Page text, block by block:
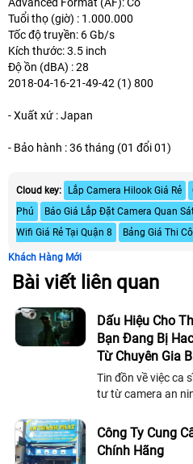
Tuổi thọ (giờ) : 1.000.000
Tốc độ truyền: 6 Gb/s
Kích thước: 3.5 inch
Độ ồn (dBA) : 28
2018-04-16-21-49-42 (1) 800
- Xuất xứ : Japan
- Bảo hành : 36 tháng (01 đổi 01)
Cloud key: Lắp Camera Hilook Giá Rẻ
Phú
Báo Giá Lắp Đặt Camera Quan
Wifi Giá Rẻ Tại Quận 8
Bảng Giá Thi
Khách Hàng Mới
Bài viết liên quan
Dấu Hiệu Cho
Bạn Đang Bị
Từ Chuyên Gia
Tin đồn về việc ca
tư từ camera an
an ninh không trở
riêng tư?
Công Ty Cung
Chính Hãng